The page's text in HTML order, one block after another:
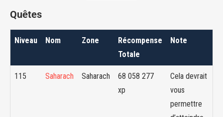
Quêtes
Niveau Nom Zone
Récompense
Totale
Note
115 Saharach Saharach
68 058 277
xp
Cela devrait
vous
permettre